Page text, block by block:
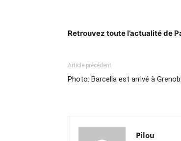
Retrouvez toute l’actualité de
Article précédent
Photo: Barcella est arrivé à
Pilou